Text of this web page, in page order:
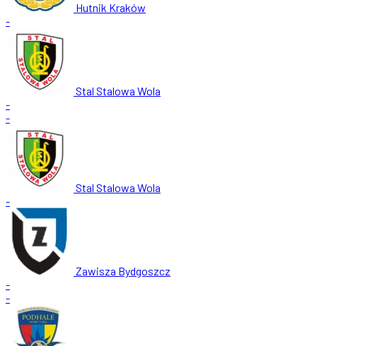
Hutnik Kraków
-
Stal Stalowa Wola
-
-
Stal Stalowa Wola
-
Zawisza Bydgoszcz
-
-